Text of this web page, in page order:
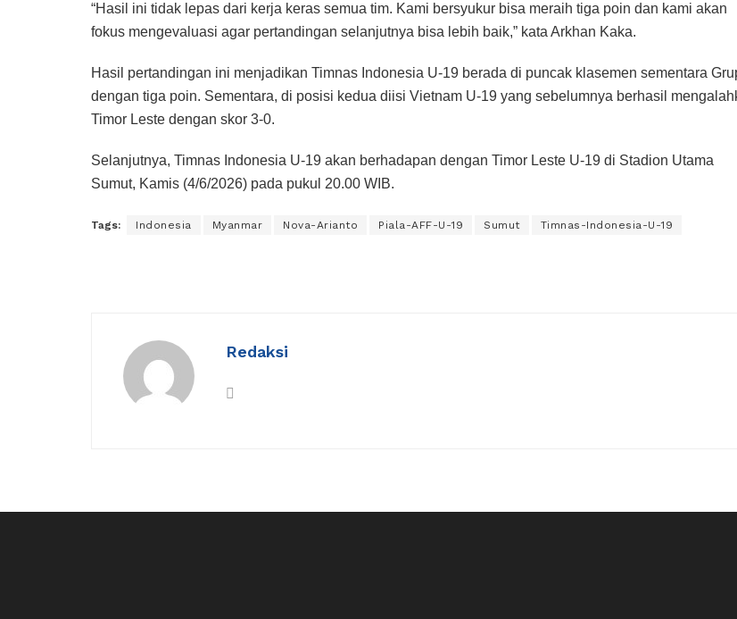
“Hasil ini tidak lepas dari kerja keras semua tim. Kami bersyukur bisa meraih tiga poin dan kami akan
fokus mengevaluasi agar pertandingan selanjutnya bisa lebih baik,” kata Arkhan Kaka.
Hasil pertandingan ini menjadikan Timnas Indonesia U-19 berada di puncak klasemen sementara
dengan tiga poin. Sementara, di posisi kedua diisi Vietnam U-19 yang sebelumnya berhasil
Timor Leste dengan skor 3-0.
Selanjutnya, Timnas Indonesia U-19 akan berhadapan dengan Timor Leste U-19 di Stadion Utama
Sumut, Kamis (4/6/2026) pada pukul 20.00 WIB.
Tags: Indonesia Myanmar Nova-Arianto Piala-AFF-U-19 Sumut Timnas-Indonesia-U-19
Redaksi